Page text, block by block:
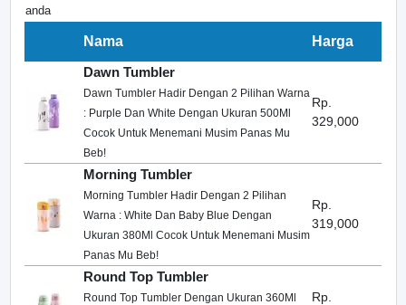
anda
Nama
Harga
Dawn Tumbler
Dawn Tumbler Hadir Dengan 2 Pilihan Warna
: Purple Dan White Dengan Ukuran 500Ml
Cocok Untuk Menemani Musim Panas Mu
Beb!
Rp.
329,000
Morning Tumbler
Morning Tumbler Hadir Dengan 2 Pilihan
Warna : White Dan Baby Blue Dengan
Ukuran 380Ml Cocok Untuk Menemani Musim
Panas Mu Beb!
Rp.
319,000
Round Top Tumbler
Round Top Tumbler Dengan Ukuran 360Ml
Rp.